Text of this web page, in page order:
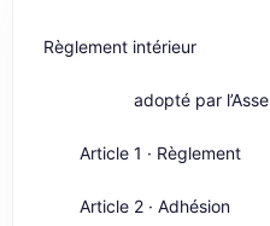
Règlement intérieur
Article 1 · Règlement
Article 2 · Adhésion